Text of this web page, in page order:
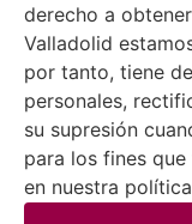
derecho a
Valladolid
por tanto, tiene
personales,
su supresión
para los fines
en nuestra